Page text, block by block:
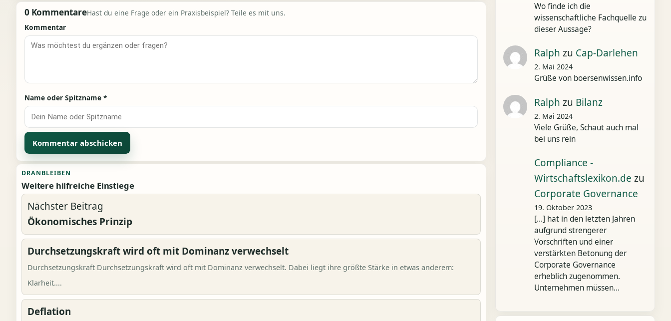
0 KommentareHast du eine Frage oder ein Praxisbeispiel? Teile es mit uns.
Kommentar
Name oder Spitzname *
Alternative:
DRANBLEIBEN
Weitere hilfreiche Einstiege
Nächster Beitrag
Ökonomisches Prinzip
Durchsetzungskraft wird oft mit Dominanz verwechselt
Durchsetzungskraft Durchsetzungskraft wird oft mit Dominanz verwechselt. Dabei liegt ihre größte Stärke in etwas anderem:
Klarheit....
Deflation
Wo finde ich die
wissenschaftliche Fachquelle zu
dieser Aussage?
Ralph zu Cap-Darlehen
2. Mai 2024
Grüße von boersenwissen.info
Ralph zu Bilanz
2. Mai 2024
Viele Grüße, Schaut auch mal
bei uns rein
Compliance -
Wirtschaftslexikon.de zu
Corporate Governance
19. Oktober 2023
[…] hat in den letzten Jahren
aufgrund strengerer
Vorschriften und einer
verstärkten Betonung der
Corporate Governance
erheblich zugenommen.
Unternehmen müssen…